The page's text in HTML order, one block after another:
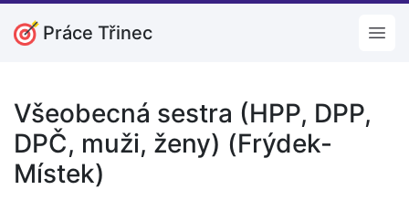
Práce Třinec
Všeobecná sestra (HPP, DPP,
DPČ, muži, ženy) (Frýdek-
Místek)